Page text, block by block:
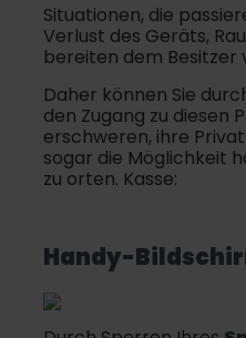
Situationen, die
Verlust des Geräts,
bereiten dem Besitzer
Daher können Sie
den Zugang zu diesen
erschweren, ihre
sogar die Möglichkeit
zu orten. Kasse:
Handy-